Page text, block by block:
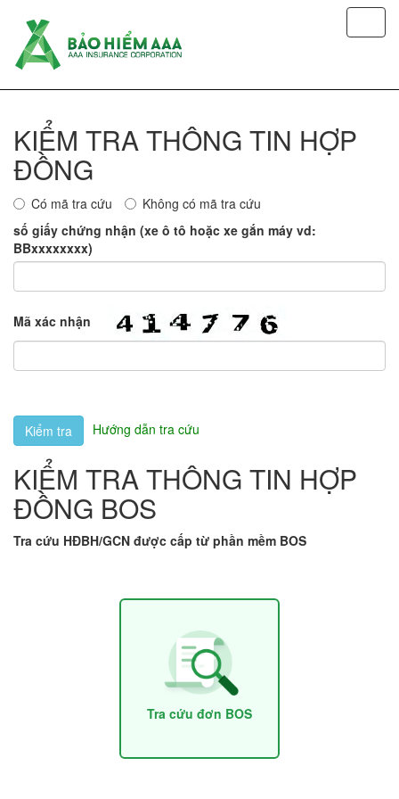
KIỂM TRA THÔNG TIN HỢP
ĐỒNG
Có mã tra cứu
Không có mã tra cứu
số giấy chứng nhận (xe ô tô hoặc xe gắn máy vd:
BBxxxxxxxx)
Mã xác nhận
Kiểm tra Hướng dẫn tra cứu
KIỂM TRA THÔNG TIN HỢP
ĐỒNG BOS
Tra cứu HĐBH/GCN được cấp từ phần mềm BOS
Tra cứu đơn BOS